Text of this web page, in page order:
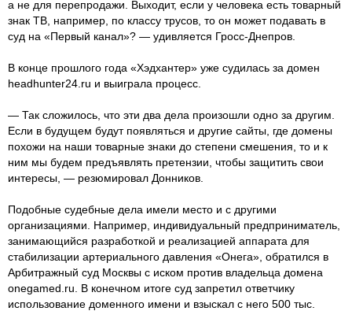
а не для перепродажи. Выходит, если у человека есть товарный
знак ТВ, например, по классу трусов, то он может подавать в
суд на «Первый канал»? — удивляется Гросс-Днепров.
В конце прошлого года «Хэдхантер» уже судилась за домен
headhunter24.ru и выиграла процесс.
— Так сложилось, что эти два дела произошли одно за другим.
Если в будущем будут появляться и другие сайты, где домены
похожи на наши товарные знаки до степени смешения, то и к
ним мы будем предъявлять претензии, чтобы защитить свои
интересы, — резюмировал Донников.
Подобные судебные дела имели место и с другими
организациями. Например, индивидуальный предприниматель,
занимающийся разработкой и реализацией аппарата для
стабилизации артериального давления «Онега», обратился в
Арбитражный суд Москвы с иском против владельца домена
onegamed.ru. В конечном итоге суд запретил ответчику
использование доменного имени и взыскал с него 500 тыс.